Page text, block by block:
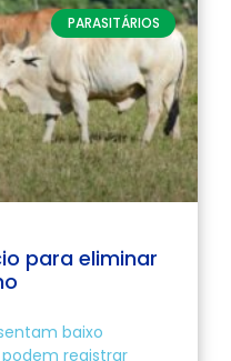
PARASITÁRIOS
para eliminar
baixo
registrar